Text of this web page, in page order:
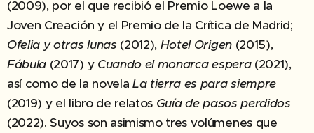
(2009), por el que recibió el Premio Loewe a la
Joven Creación y el Premio de la Crítica de Madrid;
Ofelia y otras lunas (2012), Hotel Origen(2015),
Fábula (2017) y Cuando el monarca espera(2021),
así como de la novela La tierra es para siempre
(2019) y el libro de relatos Guía de pasos perdidos
(2022). Suyos son asimismo tres volúmenes que